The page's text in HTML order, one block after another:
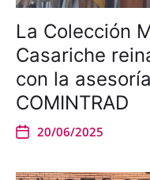
La Colección
Casariche
con la
COMINTRAD
20/06/2025